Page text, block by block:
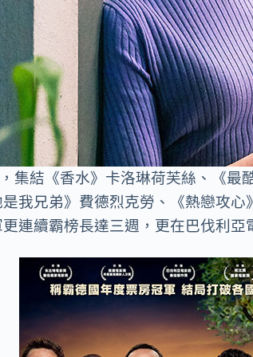
結《香水》卡洛琳荷芙絲、《最
我兄弟》費德烈克勞、《熱戀攻
連續霸榜長達三週，更在巴伐利